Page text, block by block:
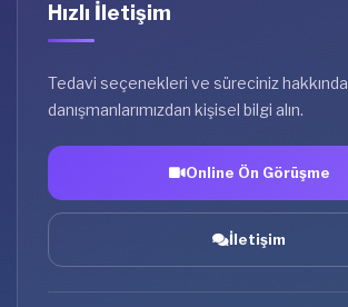
Hızlı İletişim
Tedavi seçenekleri ve süreciniz hakkında
danışmanlarımızdan kişisel bilgi alın.
Online Ön Görüşme
İletişim